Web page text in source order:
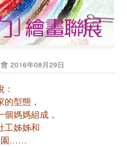
會2016年08月29日
：
的型態，
媽媽組成，
工姊姊和
園……